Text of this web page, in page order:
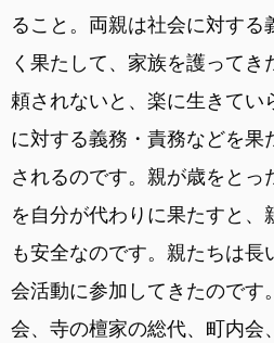
ること。両親は社会に対する
く果たして、家族を護って
頼されないと、楽に生きてい
に対する義務・責務などを果
されるのです。親が歳をとっ
を自分が代わりに果たすと、
も安全なのです。親たちは長
会活動に参加してきたのです
会、寺の檀家の総代、町内会